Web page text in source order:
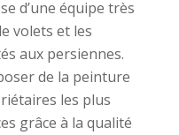
d’une équipe très
volets et les
aux persiennes.
de la peinture
les plus
grâce à la qualité